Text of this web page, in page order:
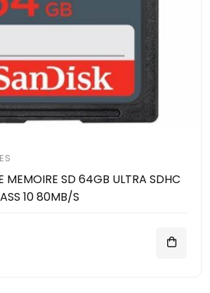
MEMOIRE SD 64GB ULTRA SDHC
10 80MB/S